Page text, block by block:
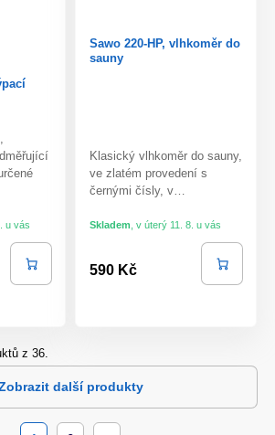
u vás
Sawo 220-HP, vlhkoměr do
sauny
Klasický vlhkoměr do sauny,
ve zlatém provedení s
černými čísly, v…
Skladem v úterý 11. 8. u vás
590 Kč
z 36.
další produkty